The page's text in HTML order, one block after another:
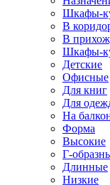
Шкафы-
В
В
Шкафы-
Детские
Офисные
Для книг
Для
На
Форма
Высокие
Г-
Длинные
Низкие